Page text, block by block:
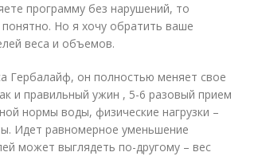
программу без нарушений, то
Но я хочу обратить ваше
веса и объемов.
Гербалайф, он полностью меняет свое
и правильный ужин , 5-6 разовый прием
нормы воды, физические нагрузки –
Идет равномерное уменьшение
может выглядеть по-другому – вес